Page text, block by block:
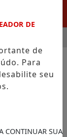
VOLTADA
DE
de
Para
seu
CONTINUAR SUA